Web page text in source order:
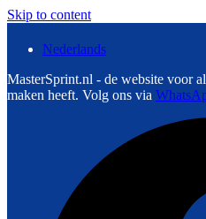
Skip to content
Nederlands
MasterSprint.nl - de website voor
maken heeft. Volg ons via